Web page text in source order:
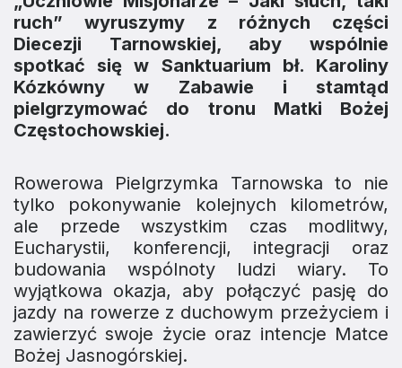
ruch” wyruszymy z różnych części
Diecezji Tarnowskiej, aby wspólnie
spotkać się w Sanktuarium bł. Karoliny
Kózkówny w Zabawie i stamtąd
pielgrzymować do tronu Matki Bożej
Częstochowskiej.
Rowerowa Pielgrzymka Tarnowska to nie
tylko pokonywanie kolejnych kilometrów,
ale przede wszystkim czas modlitwy,
Eucharystii, konferencji, integracji oraz
budowania wspólnoty ludzi wiary. To
wyjątkowa okazja, aby połączyć pasję do
jazdy na rowerze z duchowym przeżyciem i
zawierzyć swoje życie oraz intencje Matce
Bożej Jasnogórskiej.